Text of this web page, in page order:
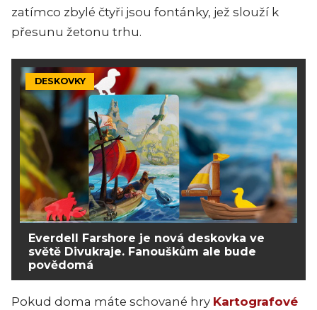
zatímco zbylé čtyři jsou fontánky, jež slouží k
přesunu žetonu trhu.
DESKOVKY
Everdell Farshore je nová deskovka ve
světě Divukraje. Fanouškům ale bude
povědomá
Pokud doma máte schované hry Kartografové